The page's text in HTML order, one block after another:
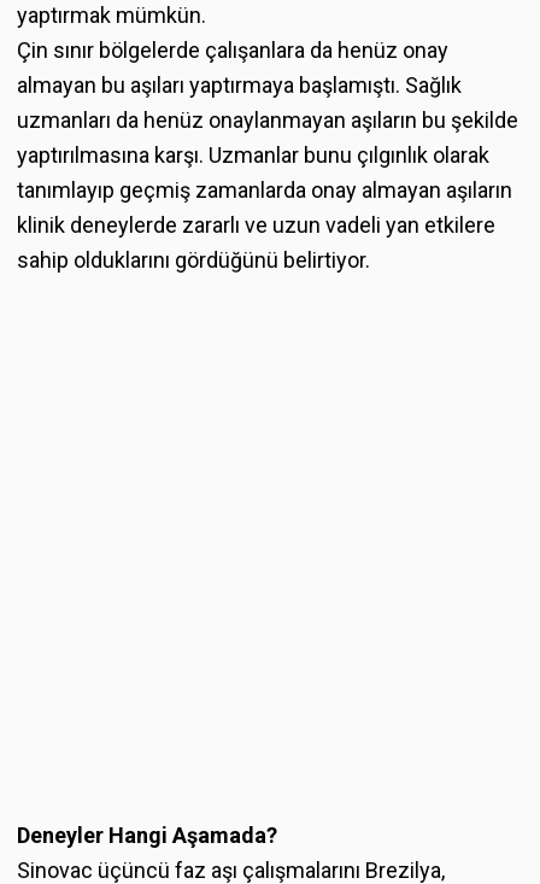
yaptırmak mümkün.
Çin sınır bölgelerde çalışanlara da henüz onay
almayan bu aşıları yaptırmaya başlamıştı. Sağlık
uzmanları da henüz onaylanmayan aşıların bu şekilde
yaptırılmasına karşı. Uzmanlar bunu çılgınlık olarak
tanımlayıp geçmiş zamanlarda onay almayan aşıların
klinik deneylerde zararlı ve uzun vadeli yan etkilere
sahip olduklarını gördüğünü belirtiyor.
Deneyler Hangi Aşamada?
Sinovac üçüncü faz aşı çalışmalarını Brezilya,